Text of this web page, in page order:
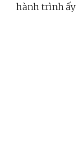
hành trình ấy